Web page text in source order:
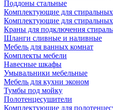
Поддоны стальные
Комплектующие для
Комплектующие для
Краны для подключения
Шланги сливные и наливные
Мебель для ванных комнат
Комплекты мебели
Навесные шкафы
Умывальники мебельные
Мебель для кухни эконом
Тумбы под мойку
Полотенцесушители
Комплектующие для